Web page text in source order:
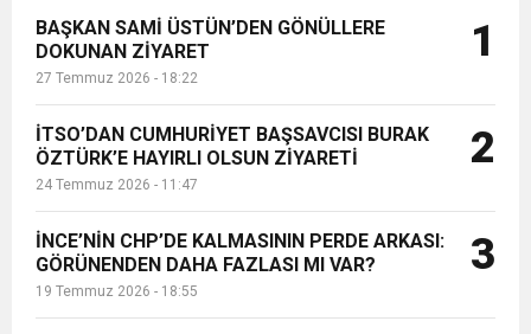
BAŞKAN SAMİ ÜSTÜN’DEN GÖNÜLLERE
DOKUNAN ZİYARET
27 Temmuz 2026 - 18:22
1
İTSO’DAN CUMHURİYET BAŞSAVCISI BURAK
ÖZTÜRK’E HAYIRLI OLSUN ZİYARETİ
24 Temmuz 2026 - 11:47
2
İNCE’NİN CHP’DE KALMASININ PERDE ARKASI:
GÖRÜNENDEN DAHA FAZLASI MI VAR?
19 Temmuz 2026 - 18:55
3